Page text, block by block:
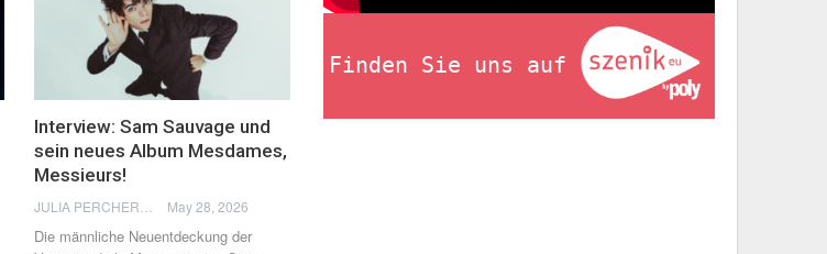
Interview: Sam Sauvage und
sein neues Album Mesdames,
Messieurs!
May 28, 2026
Die männliche Neuentdeckung der
Finden Sie uns auf